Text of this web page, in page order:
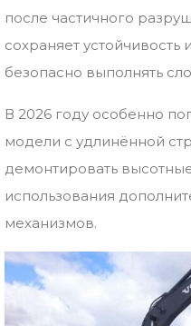
после частичного
сохраняет устойчивость
безопасно выполнять
В 2026 году особенно
модели с удлинённой
демонтировать
использования
механизмов.